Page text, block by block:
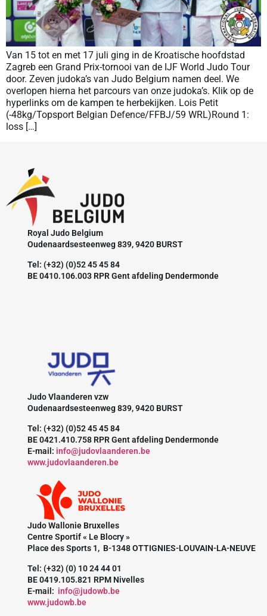
Van 15 tot en met 17 juli ging in de Kroatische hoofdstad
Zagreb een Grand Prix-tornooi van de IJF World Judo Tour
door. Zeven judoka’s van Judo Belgium namen deel. We
overlopen hierna het parcours van onze judoka’s. Klik op de
hyperlinks om de kampen te herbekijken. Lois Petit
(-48kg/Topsport Belgian Defence/FFBJ/59 WRL)Round 1:
loss […]
Royal Judo Belgium
Oudenaardsesteenweg 839, 9420 BURST
Tel: (+32) (0)52 45 45 84
BE 0410.106.003 RPR Gent afdeling Dendermonde
Judo Vlaanderen vzw
Oudenaardsesteenweg 839, 9420 BURST
Tel: (+32) (0)52 45 45 84
BE 0421.410.758 RPR Gent afdeling Dendermonde
E-mail: info@judovlaanderen.be
www.judovlaanderen.be
Judo Wallonie Bruxelles
Centre Sportif « Le Blocry »
Place des Sports 1, B-1348 OTTIGNIES-LOUVAIN-LA-NEUVE
Tel: (+32) (0) 10 24 44 01
BE 0419.105.821 RPM Nivelles
E-mail: info@judowb.be
www.judowb.be